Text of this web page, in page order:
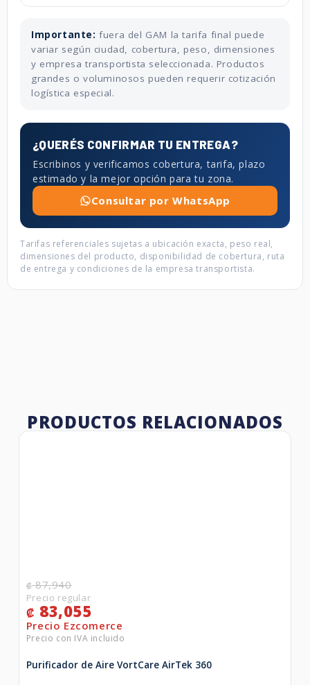
Importante: fuera del GAM la tarifa final puede
variar según ciudad, cobertura, peso, dimensiones
y empresa transportista seleccionada. Productos
grandes o voluminosos pueden requerir cotización
logística especial.
¿QUERÉS CONFIRMAR TU ENTREGA?
Escribinos y verificamos cobertura, tarifa, plazo
estimado y la mejor opción para tu zona.
Consultar por WhatsApp
Tarifas referenciales sujetas a ubicación exacta, peso real,
dimensiones del producto, disponibilidad de cobertura, ruta
de entrega y condiciones de la empresa transportista.
PRODUCTOS RELACIONADOS
₡87,940
₡ 83,055
Purificador de Aire VortCare AirTek 360